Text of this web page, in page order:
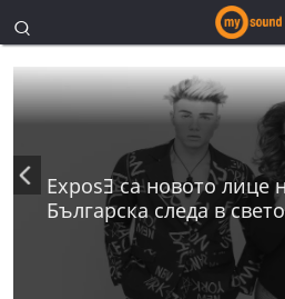
ExposƎ са новото лице
Българска следа в